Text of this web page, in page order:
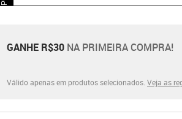
GANHE R$30 NA PRIMEIRA COMPRA!
Válido apenas em produtos selecionados. Veja as